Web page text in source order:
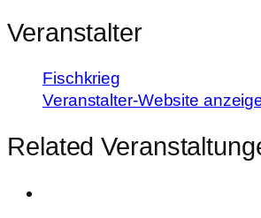
Veranstalter
Fischkrieg
Veranstalter-Website
Related